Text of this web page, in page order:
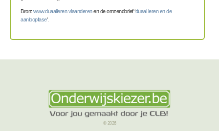
Bron: www.duaalleren.vlaanderenen de omzendbrief ‘duaal leren en de
aanloopfase’.
© 2026